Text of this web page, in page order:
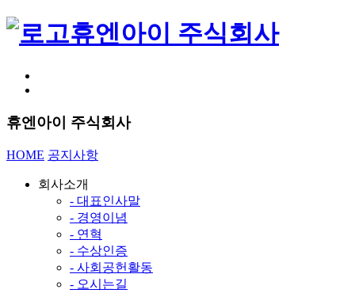
휴엔아이 주식회사
휴엔아이 주식회사
HOME 공지사항
회사소개
- 대표인사말
- 경영이념
- 연혁
- 수상인증
- 사회공헌활동
- 오시는길